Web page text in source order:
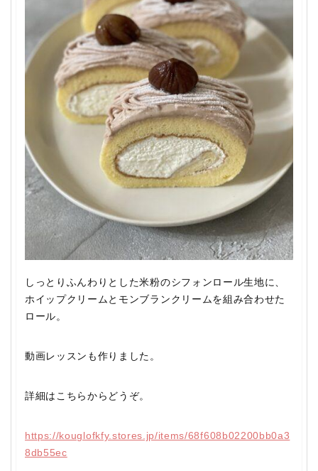
しっとりふんわりとした米粉のシフォンロール生地に、
ホイップクリームとモンブランクリームを組み合わせた
ロール。
動画レッスンも作りました。
詳細はこちらからどうぞ。
https://kouglofkfy.stores.jp/items/68f608b02200bb0a3
8db55ec